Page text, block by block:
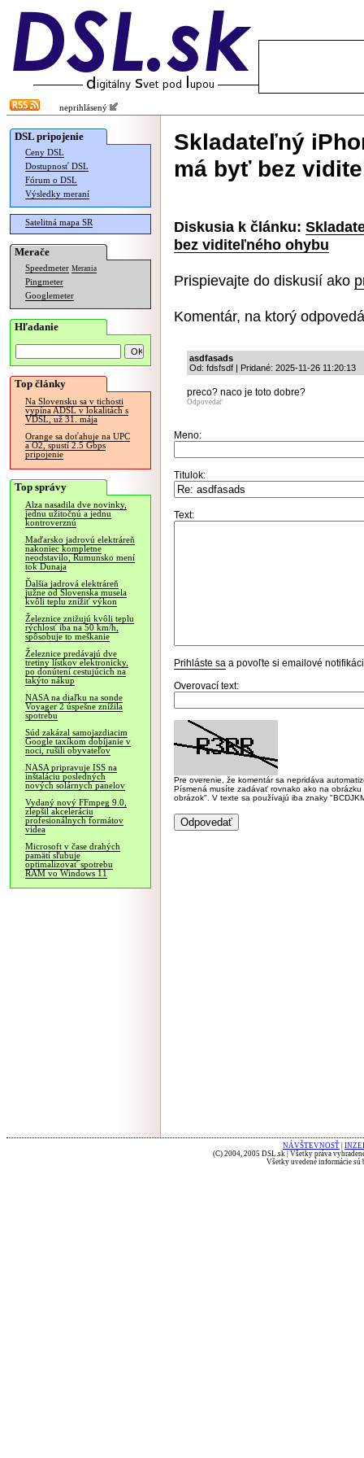
neprihlásený
DSL pripojenie
Ceny DSL
Dostupnosť DSL
Fórum o DSL
Výsledky meraní
Satelitná mapa SR
Merače
Speedmeter Merania
Pingmeter
Googlemeter
Hľadanie
Top články
Na Slovensku sa v tichosti
vypína ADSL v lokalitách s
VDSL, už 31. mája
Orange sa doťahuje na UPC
a O2, spustí 2.5 Gbps
pripojenie
Top správy
Alza nasadila dve novinky,
jednu užitočnú a jednu
kontroverznú
Maďarsko jadrovú elektráreň
nakoniec kompletne
neodstavilo, Rumunsko mení
tok Dunaja
Ďalšia jadrová elektráreň
južne od Slovenska musela
kvôli teplu znížiť výkon
Železnice znižujú kvôli teplu
rýchlosť iba na 50 km/h,
spôsobuje to meškanie
Železnice predávajú dve
tretiny lístkov elektronicky,
po donútení cestujúcich na
takýto nákup
NASA na diaľku na sonde
Voyager 2 úspešne znížila
spotrebu
Súd zakázal samojazdiacim
Google taxíkom dobíjanie v
noci, rušili obyvateľov
NASA pripravuje ISS na
inštaláciu posledných
nových solárnych panelov
Vydaný nový FFmpeg 9.0,
zlepšil akceleráciu
profesionálnych formátov
videa
Microsoft v čase drahých
pamätí sľubuje
optimalizovať spotrebu
RAM vo Windows 11
Skladateľný
má byť bez
Diskusia k článku:
bez viditeľného ohybu
Prispievajte do diskusií ako
Komentár, na ktorý
asdfasads
Od: fdsfsdf | Pridané: 2025-11-26 11:20:13
preco? naco je toto dobre?
Odpovedať
Meno:
Titulok:
Text:
Prihláste sa a povoľte si emailové
Overovací text:
Pre overenie, že komentár sa nepridáva
Písmená musíte zadávať rovnako ako na
obrázok". V texte sa používajú iba znaky
NÁVŠTEVNOSŤ
(C) 2004, 2005 DSL.sk | Všetky práva
Všetky uvedené informácie sú